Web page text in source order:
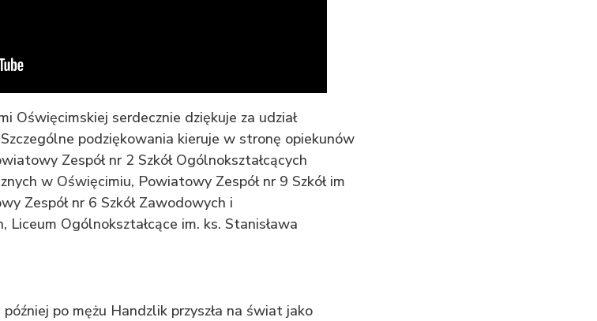
Oświęcimskiej serdecznie dziękuje za udział
podziękowania kieruje w stronę opiekunów
Zespół nr 2 Szkół Ogólnokształcących
w Oświęcimiu, Powiatowy Zespół nr 9 Szkół im
Zespół nr 6 Szkół Zawodowych i
Liceum Ogólnokształcące im. ks. Stanisława
po mężu Handzlik przyszła na świat jako